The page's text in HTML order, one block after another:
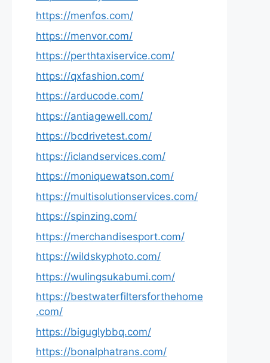
https://menfos.com/
https://menvor.com/
https://perthtaxiservice.com/
https://qxfashion.com/
https://arducode.com/
https://antiagewell.com/
https://bcdrivetest.com/
https://iclandservices.com/
https://moniquewatson.com/
https://multisolutionservices.com/
https://spinzing.com/
https://merchandisesport.com/
https://wildskyphoto.com/
https://wulingsukabumi.com/
https://bestwaterfiltersforthehome
.com/
https://biguglybbq.com/
https://bonalphatrans.com/